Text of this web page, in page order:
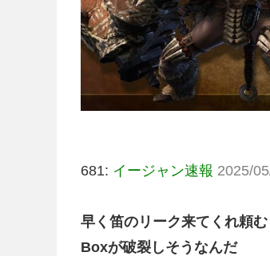
681: イージャン速報 2025/
早く笛のリーク来てくれ頼む
Boxが破裂しそうなんだ